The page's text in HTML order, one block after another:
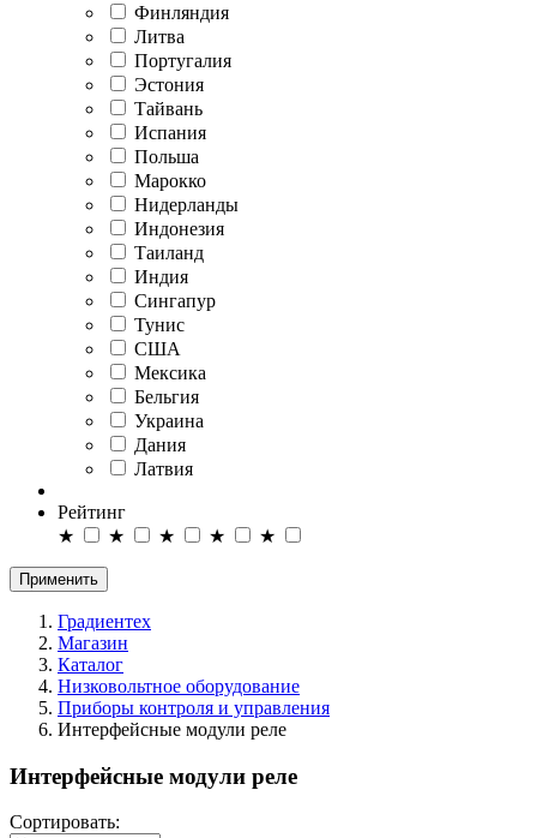
Финляндия
Литва
Португалия
Эстония
Тайвань
Испания
Польша
Марокко
Нидерланды
Индонезия
Таиланд
Индия
Сингапур
Тунис
США
Мексика
Бельгия
Украина
Дания
Латвия
Рейтинг
★
★ ★ ★ ★
Применить
Градиентех
Магазин
Каталог
Низковольтное оборудование
Приборы контроля и управления
Интерфейсные модули реле
Интерфейсные модули реле
Сортировать: